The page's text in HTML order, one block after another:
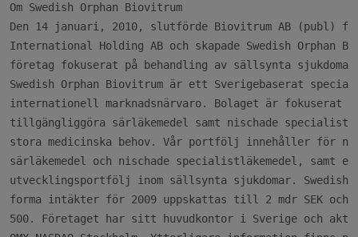
Om Swedish Orphan Biovitrum
Den 14 januari, 2010, slutförde Biovitrum AB (publ)
International Holding AB och skapade Swedish Orphan
företag fokuserat på behandling av sällsynta
Swedish Orphan Biovitrum är ett Sverigebaserat
internationell marknadsnärvaro. Bolaget är fokuserat
tillgängliggöra särläkemedel samt nischade
stora medicinska behov. Vår portfölj innehåller för
särläkemedel och nischade specialistläkemedel, samt
utvecklingsportfölj inom sällsynta sjukdomar. Swedish
forma intäkter för 2009 uppskattas till 2 mdr SEK
500. Företaget har sitt huvudkontor i Sverige och